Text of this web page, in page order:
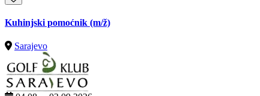
Kuhinjski pomoćnik (m/ž)
Sarajevo